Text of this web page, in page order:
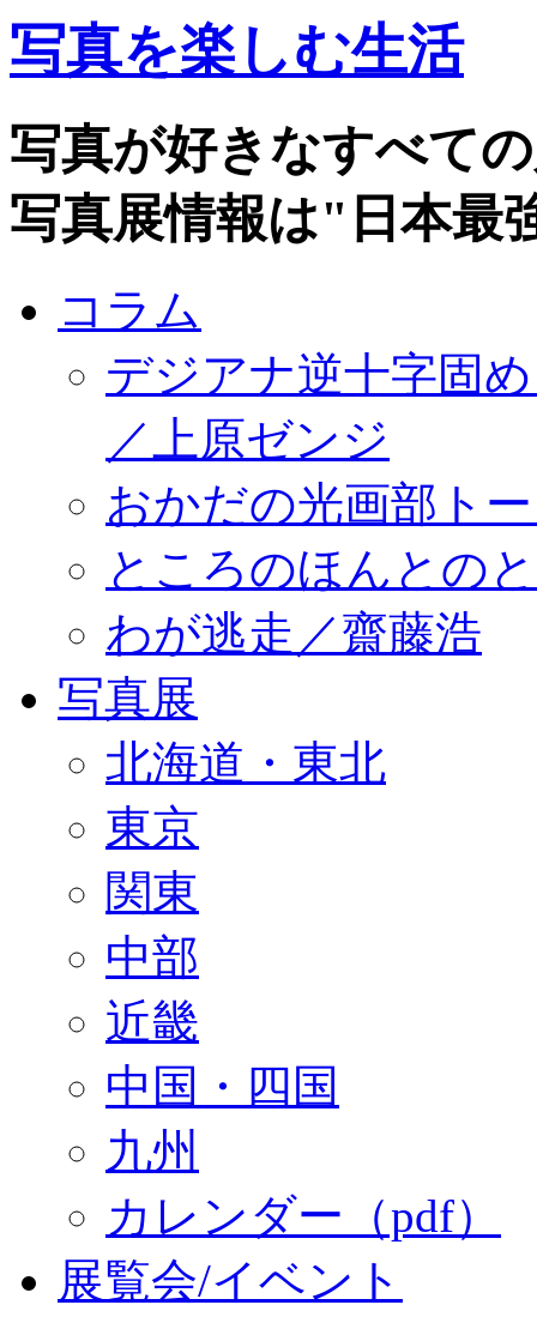
写真を楽しむ生活
写真が好きなすべて
写真展情報は"日本最
コラム
デジアナ逆十字固
／上原ゼンジ
おかだの光画部ト
ところのほんとの
わが逃走／齋藤浩
写真展
北海道・東北
東京
関東
中部
近畿
中国・四国
九州
カレンダー（pdf）
展覧会/イベント